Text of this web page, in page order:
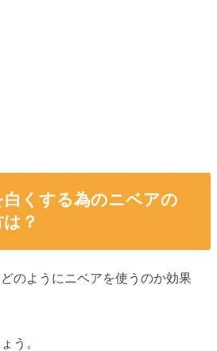
白くする為のニベアの
？
のようにニベアを使うのか効果
う。